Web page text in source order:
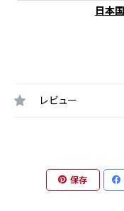
日本
レビュー
保存